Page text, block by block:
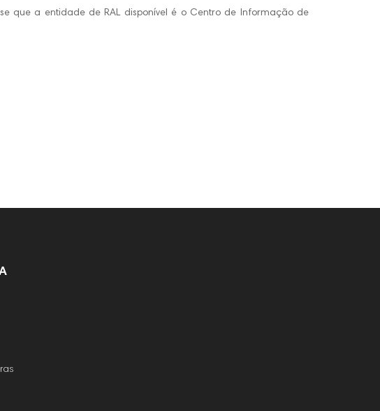
que a entidade de RAL disponível é o Centro de Informação de